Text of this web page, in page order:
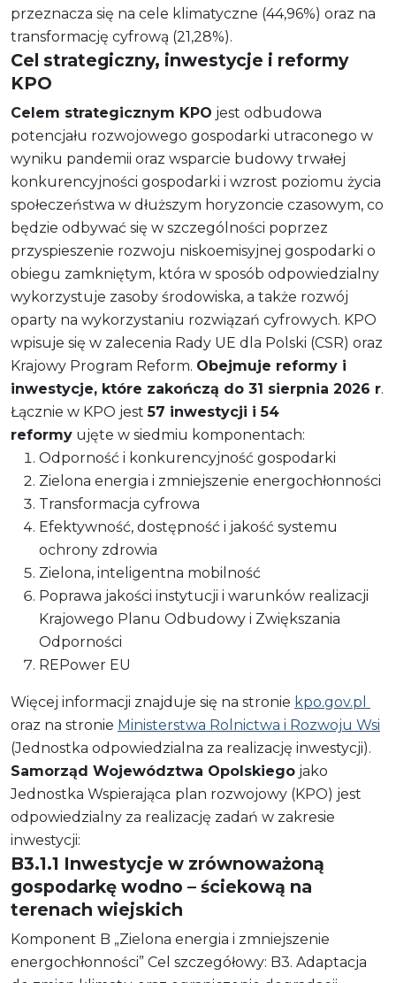
przeznacza się na cele klimatyczne (44,96%) oraz na
transformację cyfrową (21,28%).
Cel strategiczny, inwestycje i reformy
KPO
Celem strategicznym KPO jest odbudowa
potencjału rozwojowego gospodarki utraconego w
wyniku pandemii oraz wsparcie budowy trwałej
konkurencyjności gospodarki i wzrost poziomu życia
społeczeństwa w dłuższym horyzoncie czasowym, co
będzie odbywać się w szczególności poprzez
przyspieszenie rozwoju niskoemisyjnej gospodarki o
obiegu zamkniętym, która w sposób odpowiedzialny
wykorzystuje zasoby środowiska, a także rozwój
oparty na wykorzystaniu rozwiązań cyfrowych. KPO
wpisuje się w zalecenia Rady UE dla Polski (CSR) oraz
Krajowy Program Reform. Obejmuje reformy i
inwestycje, które zakończą do 31 sierpnia 2026 r.
Łącznie w KPO jest57 inwestycji i 54
reformy ujęte w siedmiu komponentach:
Odporność i konkurencyjność gospodarki
Zielona energia i zmniejszenie energochłonności
Transformacja cyfrowa
Efektywność, dostępność i jakość systemu
ochrony zdrowia
Zielona, inteligentna mobilność
Poprawa jakości instytucji i warunków realizacji
Krajowego Planu Odbudowy i Zwiększania
Odporności
REPower EU
Więcej informacji znajduje się na stronie kpo.gov.pl
oraz na stronie Ministerstwa Rolnictwa i Rozwoju Wsi
(Jednostka odpowiedzialna za realizację inwestycji).
Samorząd Województwa Opolskiego jako
Jednostka Wspierająca plan rozwojowy (KPO) jest
odpowiedzialny za realizację zadań w zakresie
inwestycji:
B3.1.1 Inwestycje w zrównoważoną
gospodarkę wodno – ściekową na
terenach wiejskich
Komponent B „Zielona energia i zmniejszenie
energochłonności” Cel szczegółowy: B3. Adaptacja